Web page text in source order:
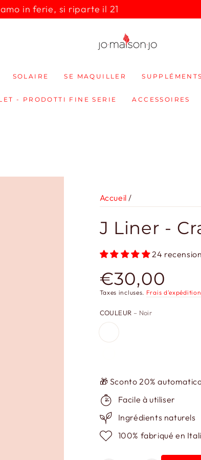
in ferie, si riparte il 21
SOLAIRE SE MAQUILLER SUPPLÉMENTS
- PRODOTTI FINE SERIE ACCESSOIRES
Accueil /
J Liner -
24
Prix
normal
€30,00
Taxes incluses. Frais d'expédition
COULEUR – Noir
🎁 Sconto 20%
Facile à utiliser
Ingrédients naturels
100% fabriqué en